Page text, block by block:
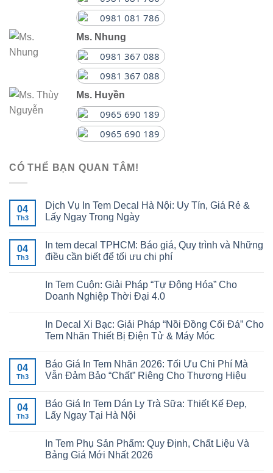
0981 081 786
Ms. Nhung
0981 367 088
0981 367 088
Ms. Huyền
0965 690 189
0965 690 189
CÓ THỂ BẠN QUAN TÂM!
04
Th3
Dịch Vụ In Tem Decal Hà Nội: Uy Tín, Giá Rẻ &
Lấy Ngay Trong Ngày
04
Th3
In tem decal TPHCM: Báo giá, Quy trình và Những
điều cần biết để tối ưu chi phí
In Tem Cuộn: Giải Pháp “Tự Động Hóa” Cho
Doanh Nghiệp Thời Đại 4.0
In Decal Xi Bạc: Giải Pháp “Nồi Đồng Cối Đá” Cho
Tem Nhãn Thiết Bị Điện Tử & Máy Móc
04
Th3
Báo Giá In Tem Nhãn 2026: Tối Ưu Chi Phí Mà
Vẫn Đảm Bảo “Chất” Riêng Cho Thương Hiệu
04
Th3
Báo Giá In Tem Dán Ly Trà Sữa: Thiết Kế Đẹp,
Lấy Ngay Tại Hà Nội
In Tem Phụ Sản Phẩm: Quy Định, Chất Liệu Và
Bảng Giá Mới Nhất 2026